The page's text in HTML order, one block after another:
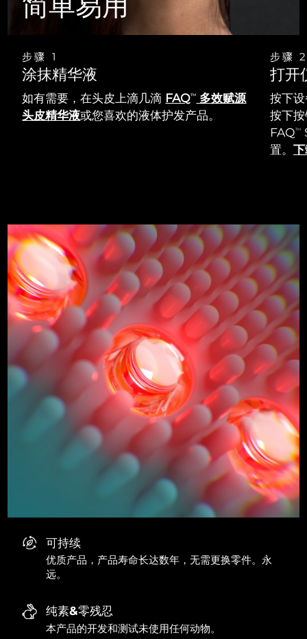
步骤 1
涂抹精华液
如有需要，在头皮上滴几滴 FAQTM
多效赋源
头皮精华液或您喜欢的液体护发产品。
步骤
打开
按下
按下
FAQTM
置。
可持续
优质产品，产品寿命长达数年，无需更换零件。永
远。
纯素&零残忍
本产品的开发和测试未使用任何动物。